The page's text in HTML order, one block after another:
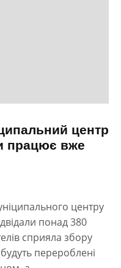
центр
працює вже
центру
понад 380
сприяла збору
будуть перероблені